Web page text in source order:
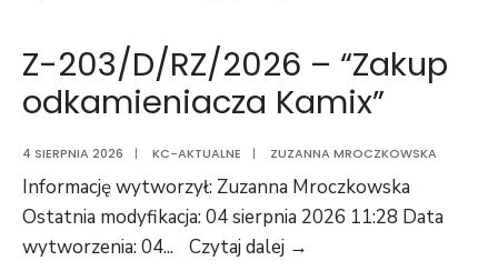
“Montaż
instalacji
w
pomieszczeniach
budynku
Z-203/D/RZ/2026 – “Zakup
odkamieniacza Kamix”
4 SIERPNIA 2026 | KC-AKTUALNE | ZUZANNA MROCZKOWSKA
Informację wytworzył: Zuzanna Mroczkowska
Ostatnia modyfikacja: 04 sierpnia 2026 11:28 Data
wytworzenia: 04... Czytaj dalej →